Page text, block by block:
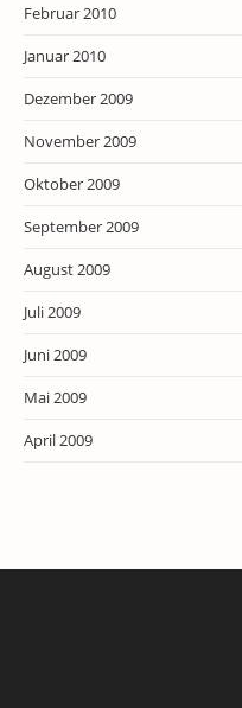
Februar 2010
Januar 2010
Dezember 2009
November 2009
Oktober 2009
September 2009
August 2009
Juli 2009
Juni 2009
Mai 2009
April 2009